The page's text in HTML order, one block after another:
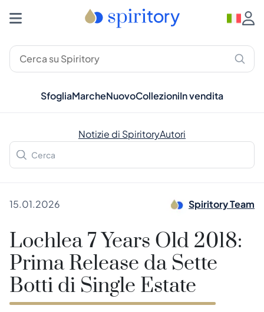
SfogliaMarcheNuovoCollezioniIn vendita
Notizie di SpiritoryAutori
15.01.2026 Spiritory Team
Lochlea 7 Years Old 2018:
Prima Release da Sette
Botti di Single Estate